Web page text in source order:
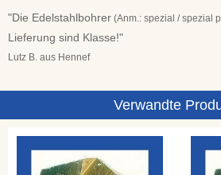
"Die Edelstahlbohrer (Anm.: spezial / spezial
Lieferung sind Klasse!"
Lutz B. aus Hennef
Verwandte